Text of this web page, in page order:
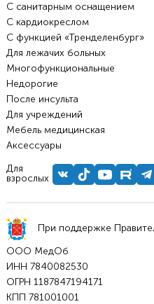
С санитарным оснащением
С кардиокреслом
С функцией «Тренделенбург»
Для лежачих больных
Многофункциональные
Недорогие
После инсульта
Для учреждений
Мебель медицинская
Аксессуары
Для
взрослых
При поддержке
ООО МедОб
ИНН 7840082530
ОГРН 1187847194171
КПП 781001001